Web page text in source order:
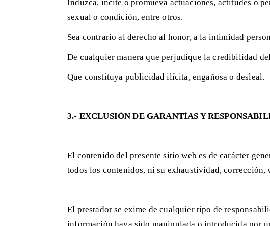
Induzca, incite o promueva actuaciones, actitudes o
sexual o condición, entre otros.
Sea contrario al derecho al honor, a la intimidad
De cualquier manera que perjudique la credibilidad
Que constituya publicidad ilícita, engañosa o desleal.
3.- EXCLUSIÓN DE GARANTÍAS Y
El contenido del presente sitio web es de carácter
todos los contenidos, ni su exhaustividad,
El prestador se exime de cualquier tipo de